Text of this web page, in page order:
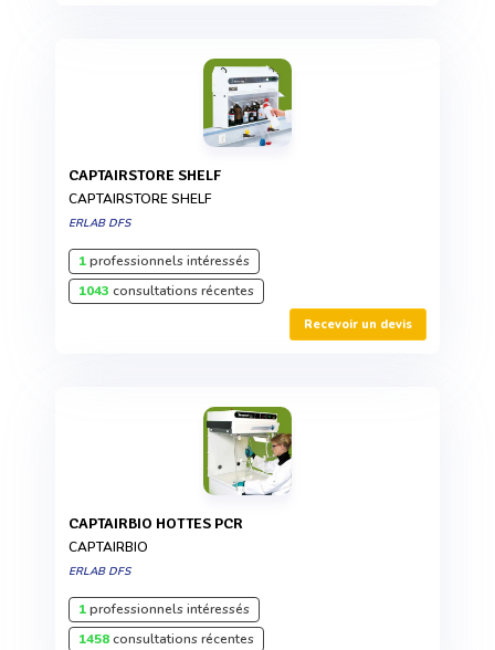
CAPTAIRSTORE SHELF
CAPTAIRSTORE SHELF
ERLAB DFS
1professionnels intéressés
1043 consultations récentes
Recevoir un devis
CAPTAIRBIO HOTTES PCR
CAPTAIRBIO
ERLAB DFS
1professionnels intéressés
1458consultations récentes